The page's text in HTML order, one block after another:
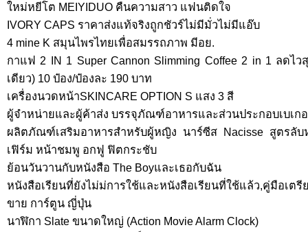
ใหม่หยีโต MEIYIDUO คืนความสาว แฟนติดใจ
IVORY CAPS ราคาส่งแท้จริงถูกชัวร์ไม่มีมั่วไม่มีแอ๊บ
4 mine K สมุนไพรไทยเพื่อสมรรถภาพ มีอย.
กาแฟ 2 IN 1 Super Cannon Slimming Coffee 2 in 1 ลดไ
เดียว) 10 ป๋อง/ป๋องละ 190 บาท
เครื่องนวดหน้าSKINCARE OPTION S แสง 3 สี
ผู้จำหน่ายและผู้ค้าส่ง บรรจุภัณฑ์อาหารและส่วนประกอบเบเก
ผลิตภัณฑ์เสริมอาหารสำหรับผู้หญิง นาร์ซีส Nacisse สูตรลั
เฟิร์ม หน้าชมพู อกฟู ฟิตกระชับ
ย้อนวันวานกับหนังสือ The Boyและเธอกับฉัน
หนังสือเรียนที่ยังไม่ม่การใช้และหนังสือเรียนที่ใช้แล้ว,คู่มือเต
ขาย การ์ตูน ญี่ปุ่น
นาฬิกา Slate ขนาดใหญ่ (Action Movie Alarm Clock)